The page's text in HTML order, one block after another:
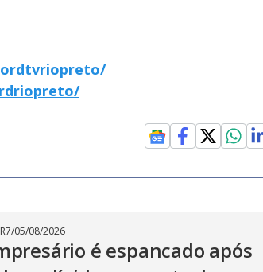
/05/08/2026
é espancado após